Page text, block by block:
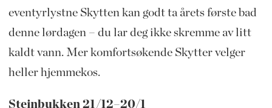
eventyrlystne Skytten kan godt ta årets første bad
denne lørdagen – du lar deg ikke skremme av litt
kaldt vann. Mer komfortsøkende Skytter velger
heller hjemmekos.
Steinbukken 21/12–20/1